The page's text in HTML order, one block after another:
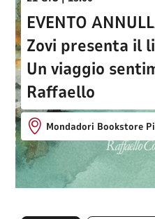
EVENTO
Zovi presenta il
Un viaggio
Raffaello
Mondadori Bookstore